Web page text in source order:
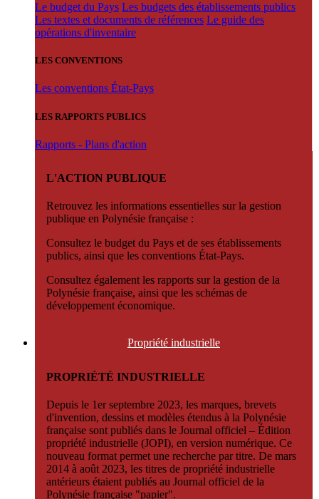
Le budget du Pays Les budgets des établissements publics
Les textes et documents de références Le guide des
opérations d'inventaire
LES CONVENTIONS
Les conventions État-Pays
LES RAPPORTS PUBLICS
Rapports - Plans d'action
L'ACTION PUBLIQUE
Retrouvez les informations essentielles sur la gestion
publique en Polynésie française :
Consultez le budget du Pays et de ses établissements
publics, ainsi que les conventions État-Pays.
Consultez également les rapports sur la gestion de la
Polynésie française, ainsi que les schémas de
développement économique.
Propriété industrielle
PROPRIÉTÉ INDUSTRIELLE
Depuis le 1er septembre 2023, les marques, brevets
d'invention, dessins et modèles étendus à la Polynésie
française sont publiés dans le Journal officiel – Édition
propriété industrielle (JOPI), en version numérique. Ce
nouveau format permet une recherche par titre. De mars
2014 à août 2023, les titres de propriété industrielle
antérieurs étaient publiés au Journal officiel de la
Polynésie française "papier".